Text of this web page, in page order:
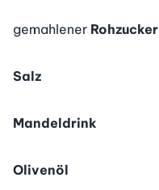
gemahlener Rohzucker
Salz
Mandeldrink
Olivenöl